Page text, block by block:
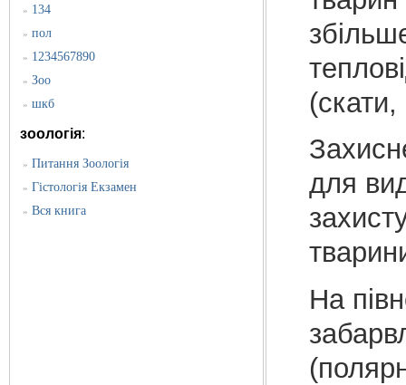
» 134
» пол
» 1234567890
» Зоо
» шкб
зоологія:
» Питання Зоологія
» Гістологія Екзамен
» Вся книга
для
На